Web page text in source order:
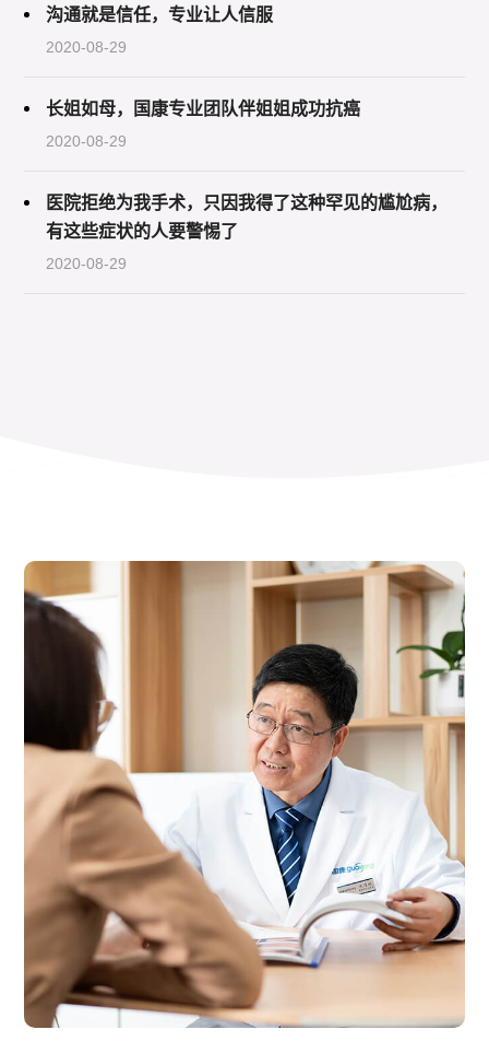
沟通就是信任，专业让人信服
2020-08-29
长姐如母，国康专业团队伴姐姐成功抗癌
2020-08-29
医院拒绝为我手术，只因我得了这种罕见的尴尬病，
有这些症状的人要警惕了
2020-08-29